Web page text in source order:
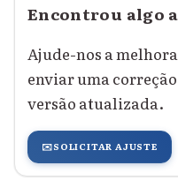
Encontrou algo
Ajude-nos a
enviar uma
versão atualizada.
✉️SOLICITAR AJUSTE